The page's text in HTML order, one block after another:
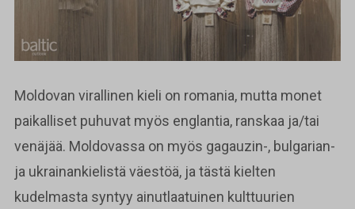
Moldovan virallinen kieli on romania, mutta monet
paikalliset puhuvat myös englantia, ranskaa ja/tai
venäjää. Moldovassa on myös gagauzin-, bulgarian-
ja ukrainankielistä väestöä, ja tästä kielten
kudelmasta syntyy ainutlaatuinen kulttuurien